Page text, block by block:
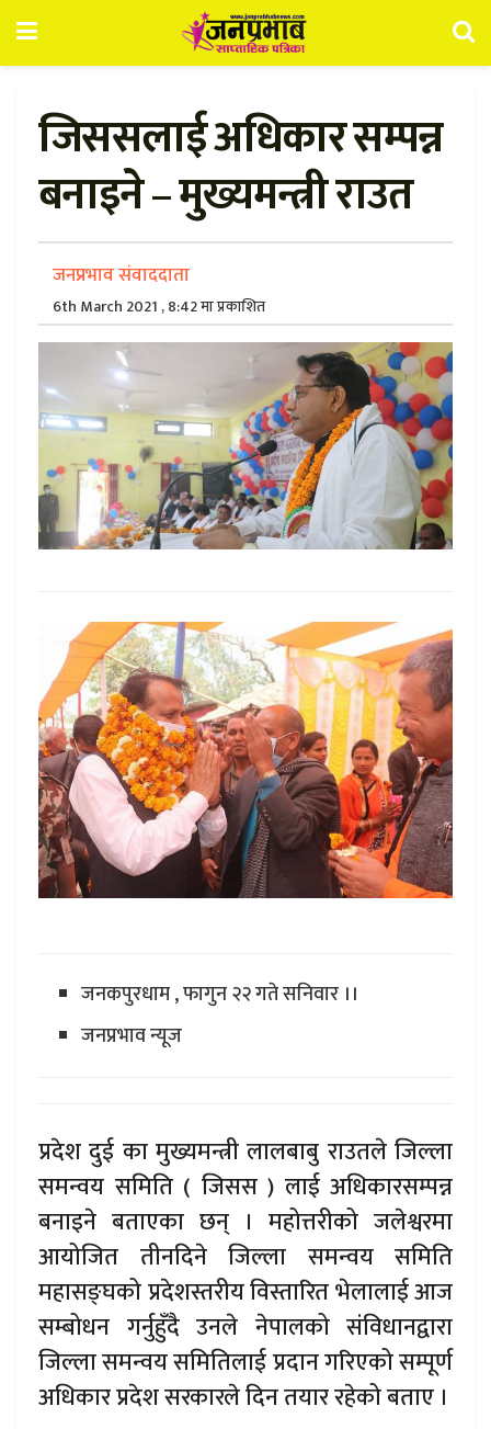
जिससलाई अधिकार सम्पन्न
बनाइने – मुख्यमन्त्री राउत
जनप्रभाव संवाददाता
6th March 2021 , 8:42 मा प्रकाशित
जनकपुरधाम , फागुन २२ गते सनिवार ।।
जनप्रभाव न्यूज
प्रदेश दुई का मुख्यमन्त्री लालबाबु राउतले जिल्ला
समन्वय समिति ( जिसस ) लाई अधिकारसम्पन्न
बनाइने बताएका छन् । महोत्तरीको जलेश्वरमा
आयोजित तीनदिने जिल्ला समन्वय समिति
महासङ्घको प्रदेशस्तरीय विस्तारित भेलालाई आज
सम्बोधन गर्नुहुँदै उनले नेपालको संविधानद्वारा
जिल्ला समन्वय समितिलाई प्रदान गरिएको सम्पूर्ण
अधिकार प्रदेश सरकारले दिन तयार रहेको बताए ।